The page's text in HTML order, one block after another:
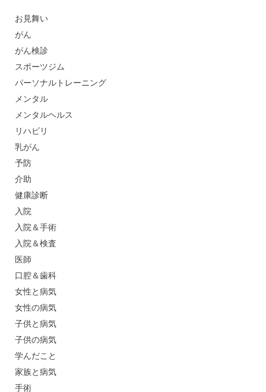
お見舞い
がん
がん検診
スポーツジム
パーソナルトレーニング
メンタル
メンタルヘルス
リハビリ
乳がん
予防
介助
健康診断
入院
入院＆手術
入院＆検査
医師
口腔＆歯科
女性と病気
女性の病気
子供と病気
子供の病気
学んだこと
家族と病気
手術